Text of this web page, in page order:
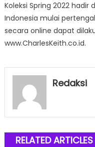
Koleksi Spring 2022 hadir
Indonesia mulai
secara online dapat
www.CharlesKeith.co.id.
Redaksi
RELATED ARTICLES